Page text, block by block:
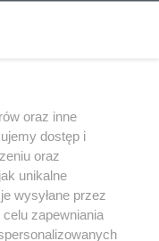
być powielany i
w jakikolwiek sposób (w
polu
umieszczaniem w
Jakiekolwiek użycie lub
z naruszeniem prawa,
groźbą kary i może być
oraz inne
dostęp i
oraz
unikalne
wysyłane przez
zapewniania